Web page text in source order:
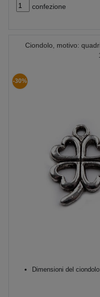
confezione
Ciondolo, motivo:
-30%
Dimensioni del